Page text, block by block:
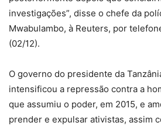
investigações”, disse o chefe da
Mwabulambo, à Reuters, por
(02/12).
O governo do presidente da
intensificou a repressão contra a
que assumiu o poder, em 2015, e
prender e expulsar ativistas, assim